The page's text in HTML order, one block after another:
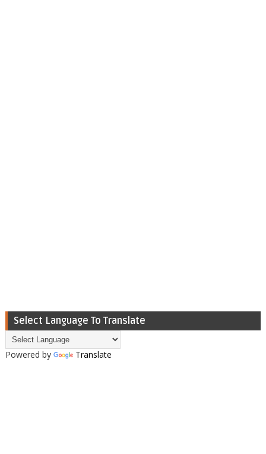
Select Language To Translate
Powered by Translate